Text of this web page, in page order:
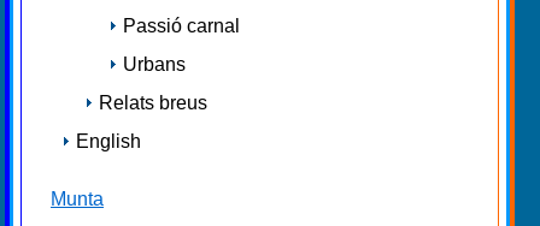
Passió carnal
Urbans
Relats breus
English
Munta